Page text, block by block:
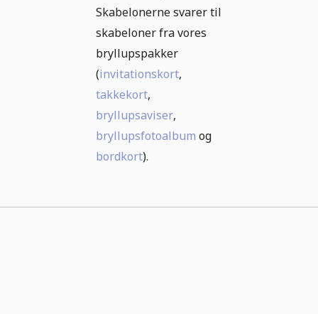
Skabelonerne svarer til
skabeloner fra vores
bryllupspakker
(invitationskort,
takkekort,
bryllupsaviser,
bryllupsfotoalbum og
bordkort).